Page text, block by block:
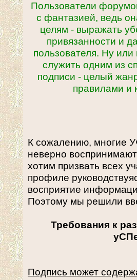
Пользователи
с фантазией, ведь
целям - выражать
привязанности и
пользователя. Ну
служить одним из
подписи - целый
правилами и
К сожалению, многие
неверно
хотим призвать всех
профиле
восприятие
Поэтому мы решили
Требования к
Подпись может